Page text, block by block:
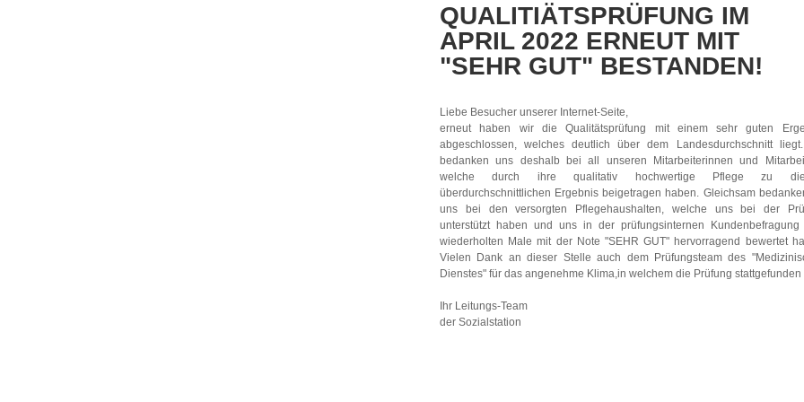
QUALITIÄTSPRÜFUNG IM
APRIL 2022 ERNEUT MIT
"SEHR GUT" BESTANDEN!
Liebe Besucher unserer Internet-Seite,
erneut haben wir die Qualitätsprüfung mit einem sehr guten
abgeschlossen, welches deutlich über dem Landesdurchschnitt
bedanken uns deshalb bei all unseren Mitarbeiterinnen und
welche durch ihre qualitativ hochwertige Pflege zu
überdurchschnittlichen Ergebnis beigetragen haben. Gleichsam
uns bei den versorgten Pflegehaushalten, welche uns bei der
unterstützt haben und uns in der prüfungsinternen Kundenbefragung
wiederholten Male mit der Note "SEHR GUT" hervorragend bewertet
Vielen Dank an dieser Stelle auch dem Prüfungsteam des
Dienstes" für das angenehme Klima,in welchem die Prüfung stattgefunden
Ihr Leitungs-Team
der Sozialstation